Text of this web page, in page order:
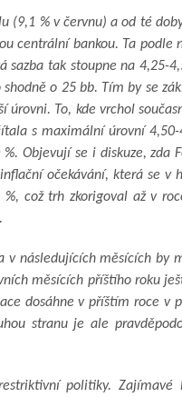
(9,1 % v červnu) a od té
centrální bankou. Ta podle
sazba tak stoupne na 4,25-
o 25 bb. Tím by se
úrovni. To, kde vrchol
s maximální úrovní 4,50-
Objevují se i diskuze, zda
očekávání, která se v
což trh zkorigoval až v
v následujících měsících by
měsících příštího roku
dosáhne v příštím roce v
stranu je ale
politiky.